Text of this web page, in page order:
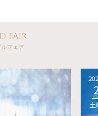
FAIR
フェア
土